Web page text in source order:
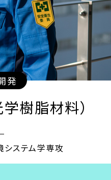
発
樹脂材料）
ステム学専攻